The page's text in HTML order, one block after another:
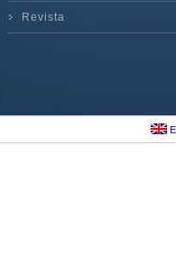
Revista